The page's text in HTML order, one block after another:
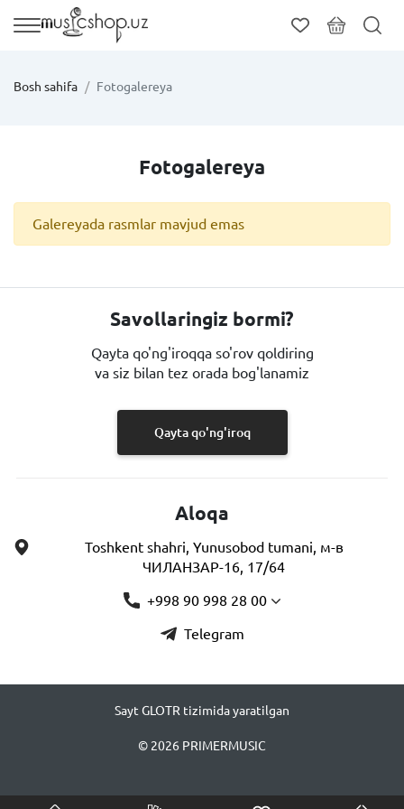
Bosh sahifa Fotogalereya
Fotogalereya
Galereyada rasmlar mavjud emas
Savollaringiz bormi?
Qayta qo'ng'iroqqa so'rov qoldiring
va siz bilan tez orada bog'lanamiz
Qayta qo'ng'iroq
Aloqa
Toshkent shahri, Yunusobod tumani, м-в
ЧИЛАНЗАР-16, 17/64
+998 90 998 28 00
Telegram
Sayt GLOTR tizimida yaratilgan
© 2026 PRIMERMUSIC